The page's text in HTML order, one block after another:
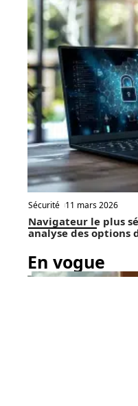
Sécurité 11 mars 2026
Navigateur le plus
analyse des options
En vogue